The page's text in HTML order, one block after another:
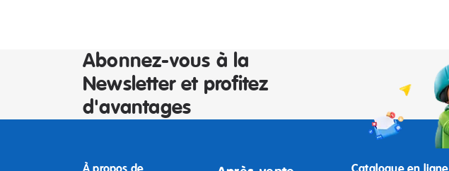
Abonnez-vous à la
Newsletter et profitez
d'avantages